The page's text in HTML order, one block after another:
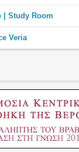
| Study Room
Veria